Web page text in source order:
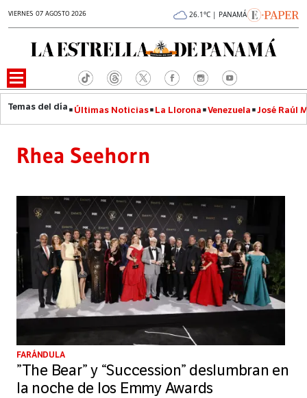
VIERNES 07 AGOSTO 2026 26.1°C | PANAMÁ
Últimas Noticias La Llorona Venezuela José Raúl
Rhea Seehorn
FARÁNDULA
”The Bear” y “Succession” deslumbran en
la noche de los Emmy Awards